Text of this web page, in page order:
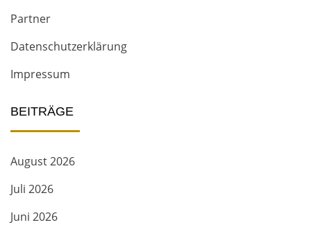
Partner
Datenschutzerklärung
Impressum
BEITRÄGE
August 2026
Juli 2026
Juni 2026